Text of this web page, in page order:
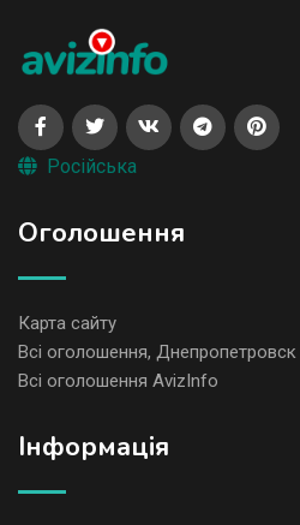
Російська
Оголошення
Карта сайту
Всі оголошення, Днепропетровск
Всі оголошення AvizInfo
Iнформація